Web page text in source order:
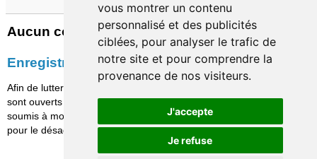
vous montrer un contenu
personnalisé et des publicités
ciblées, pour analyser le trafic de
notre site et pour comprendre la
provenance de nos visiteurs.
J'accepte
Je refuse
Aucun commentaire:
Enregistrer un commentaire
Afin de lutter contre le spam, les commentaires ne
sont ouverts qu'aux personnes identifiées et sont
soumis à modération (je suis sincèrement désolé
pour le désagrément causé…)